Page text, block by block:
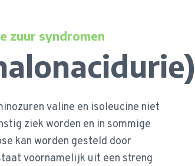
zuur syndromen
valine en isoleucine niet
ziek worden en in sommige
kan worden gesteld door
voornamelijk uit een streng